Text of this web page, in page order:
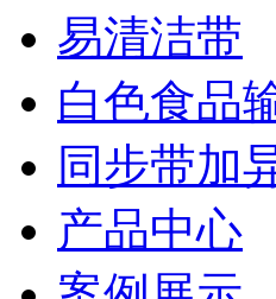
易清洁带
白色食品
同步带加
产品中心